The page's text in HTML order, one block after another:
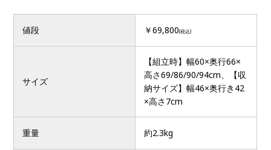
値段 ￥69,800(税込)
サイズ
【組立時】幅60×奥行66×
高さ69/86/90/94cm、【収
納サイズ】幅46×奥行き42
×高さ7cm
重量 約2.3kg